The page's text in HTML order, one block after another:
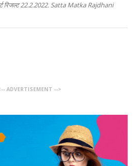
रिजल्ट 22.2.2022. Satta Matka Rajdhani
ADVERTISEMENT -->